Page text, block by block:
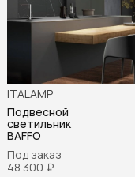
ITALAMP
Подвесной
светильник
BAFFO
Под заказ
48 300 ₽